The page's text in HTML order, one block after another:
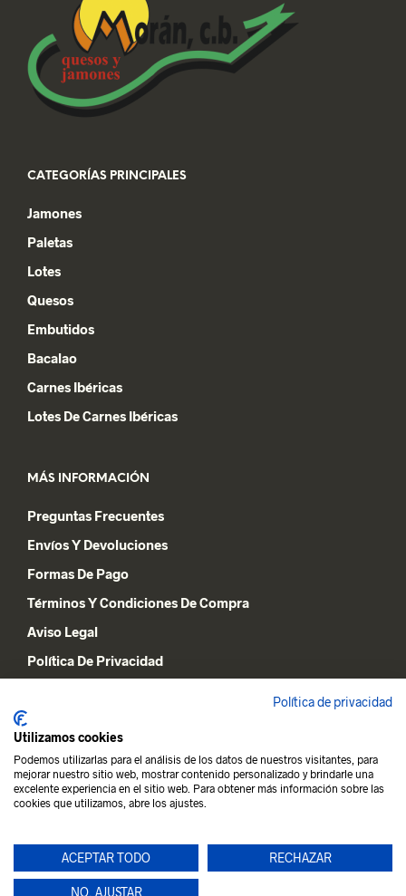
CATEGORÍAS PRINCIPALES
Jamones
Paletas
Lotes
Quesos
Embutidos
Bacalao
Carnes Ibéricas
Lotes De Carnes Ibéricas
MÁS INFORMACIÓN
Preguntas Frecuentes
Envíos Y Devoluciones
Formas De Pago
Términos Y Condiciones De Compra
Aviso Legal
Política De Privacidad
Lista De Deseos
Mi Cuenta
Política de privacidad
Utilizamos cookies
Podemos utilizarlas para el análisis de los datos de nuestros visitantes, para
mejorar nuestro sitio web, mostrar contenido personalizado y brindarle una
excelente experiencia en el sitio web. Para obtener más información sobre las
cookies que utilizamos, abre los ajustes.
ACEPTAR TODO RECHAZAR
NO, AJUSTAR